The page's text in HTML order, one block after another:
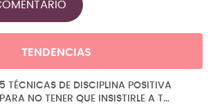
TENDENCIAS
5 TÉCNICAS DE DISCIPLINA POSITIVA
PARA NO TENER QUE INSISTIRLE A T…